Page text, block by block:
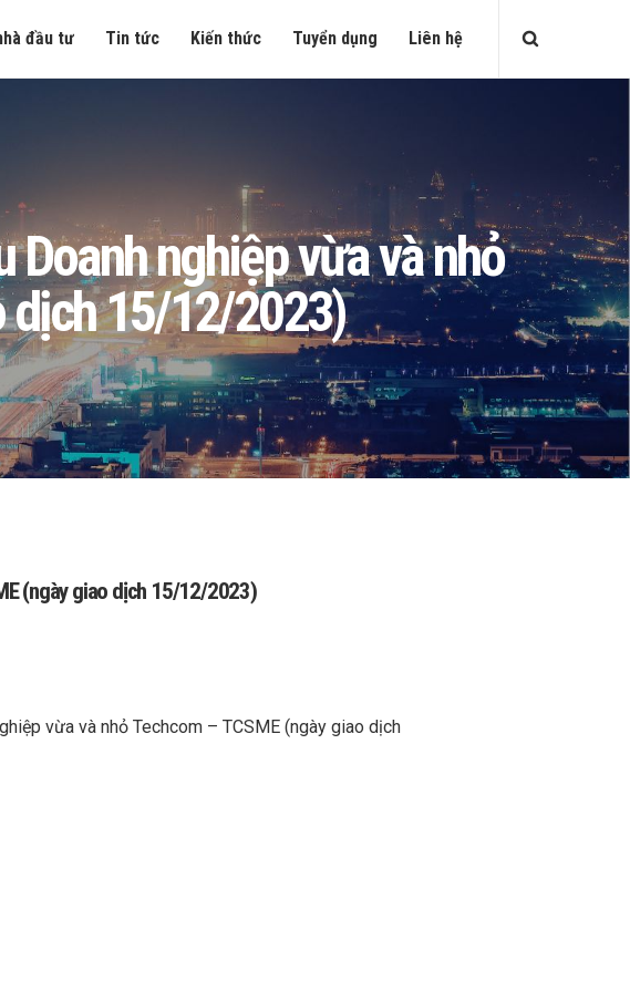
đầu tư Tin tức Kiến thức Tuyển dụng Liên hệ
nghiệp vừa và nhỏ
dịch 15/12/2023)
(ngày giao dịch 15/12/2023)
vừa và nhỏ Techcom – TCSME (ngày giao dịch